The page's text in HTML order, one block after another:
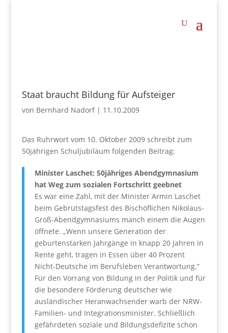
Staat braucht Bildung für Aufsteiger
von Bernhard Nadorf| 11.10.2009
Das Ruhrwort vom 10. Oktober 2009 schreibt zum
50jährigen Schuljubiläum folgenden Beitrag:
Minister Laschet: 50jähriges Abendgymnasium
hat Weg zum sozialen Fortschritt geebnet
Es war eine Zahl, mit der Minister Armin Laschet
beim Gebrutstagsfest des Bischöflichen Nikolaus-
Groß-Abendgymnasiums manch einem die Augen
öffnete. „Wenn unsere Generation der
geburtenstarken Jahrgänge in knapp 20 Jahren in
Rente geht, tragen in Essen über 40 Prozent
Nicht-Deutsche im Berufsleben Verantwortung.“
Für den Vorrang von Bildung in der Politik und für
die besondere Förderung deutscher wie
ausländischer Heranwachsender warb der NRW-
Familien- und Integrationsminister. Schließlich
gefährdeten soziale und Bildungsdefizite schon